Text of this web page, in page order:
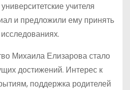
учителя
и предложили ему принять
Михаила Елизарова стало
достижений. Интерес к
поддержка родителей